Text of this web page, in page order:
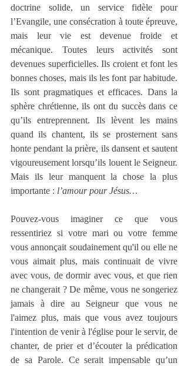
doctrine solide, un service fidèle pour
l’Evangile, une consécration à toute épreuve,
mais leur vie est devenue froide et
mécanique. Toutes leurs activités sont
devenues superficielles. Ils croient et font les
bonnes choses, mais ils les font par habitude.
Ils sont pragmatiques et efficaces. Dans la
sphère chrétienne, ils ont du succès dans ce
qu’ils entreprennent. Ils lèvent les mains
quand ils chantent, ils se prosternent sans
honte pendant la prière, ils dansent et sautent
vigoureusement lorsqu’ils louent le Seigneur.
Mais ils leur manquent la chose la plus
importante : l’amour pour Jésus…
Pouvez-vous imaginer ce que vous
ressentiriez si votre mari ou votre femme
vous annonçait soudainement qu'il ou elle ne
vous aimait plus, mais continuait de vivre
avec vous, de dormir avec vous, et que rien
ne changerait ? De même, vous ne songeriez
jamais à dire au Seigneur que vous ne
l'aimez plus, mais que vous avez toujours
l'intention de venir à l'église pour le servir, de
chanter, de prier et d’écouter la prédication
de sa Parole. Ce serait impensable qu’un